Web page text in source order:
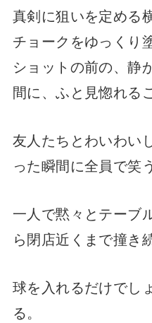
真剣に狙いを定める
チョークをゆっくり
ショットの前の、
間に、ふと見惚れる
友人たちとわいわい
った瞬間に全員で笑
一人で黙々とテーブ
ら閉店近くまで撞き
球を入れるだけでし
る。